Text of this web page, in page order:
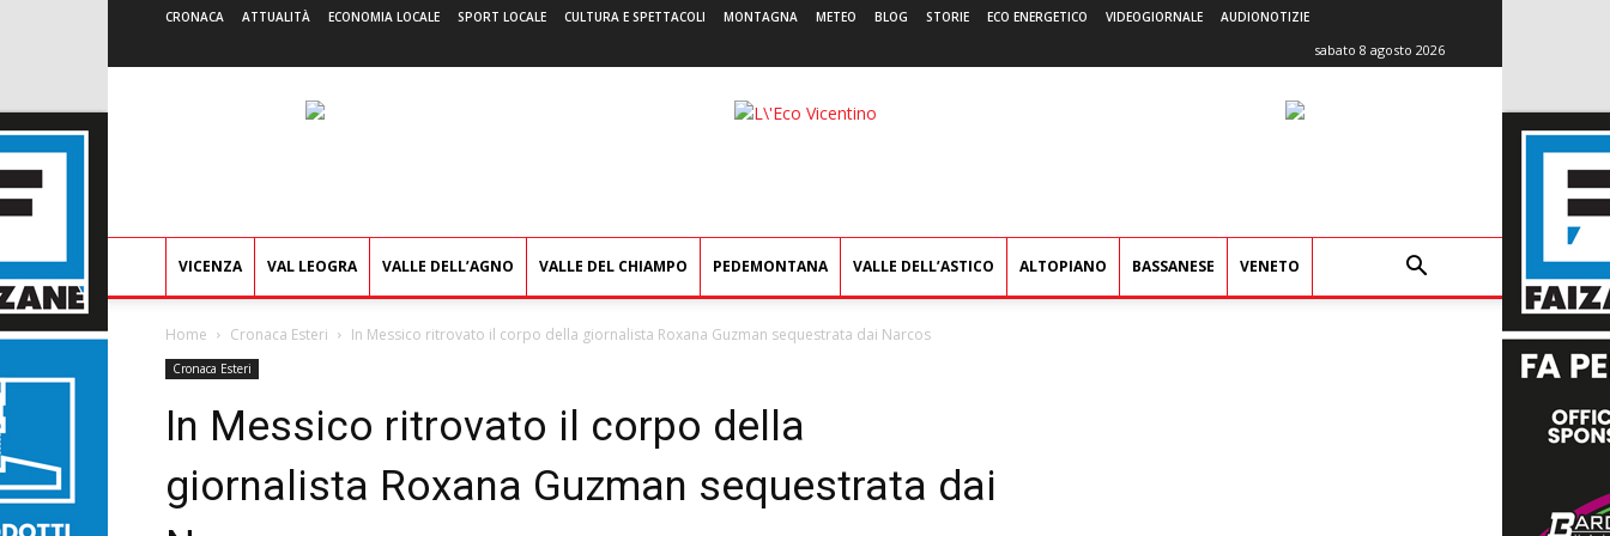
CRONACA ATTUALITÀ ECONOMIA LOCALE SPORT LOCALE CULTURA E SPETTACOLI MONTAGNA METEO BLOG STORIE ECO ENERGETICO VIDEOGIORNALE AUDIONOTIZIE
sabato 8 agosto 2026
L'Eco
VICENZA VAL LEOGRA VALLE DELL’AGNO VALLE DEL CHIAMPO PEDEMONTANA VALLE DELL’ASTICO ALTOPIANO BASSANESE VENETO
Home Cronaca Esteri In Messico ritrovato il corpo della giornalista Roxana Guzman sequestrata dai Narcos
Cronaca Esteri
In Messico ritrovato il corpo della
giornalista Roxana Guzman sequestrata dai